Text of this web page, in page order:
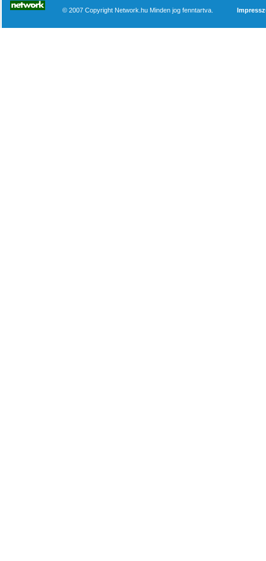
© 2007 Copyright Network.hu Minden jog fenntartva.